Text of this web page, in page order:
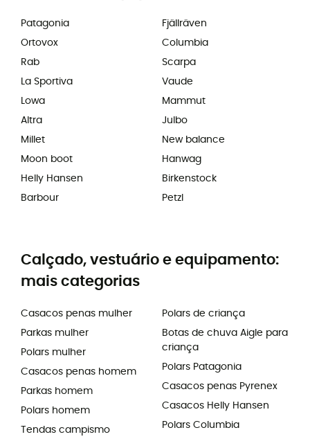
Patagonia
Ortovox
Rab
La Sportiva
Lowa
Altra
Millet
Moon boot
Helly Hansen
Barbour
Fjällräven
Columbia
Scarpa
Vaude
Mammut
Julbo
New balance
Hanwag
Birkenstock
Petzl
Calçado, vestuário e equipamento:
mais categorias
Casacos penas mulher
Parkas mulher
Polars mulher
Casacos penas homem
Parkas homem
Polars homem
Tendas campismo
Polars de criança
Botas de chuva Aigle para
criança
Polars Patagonia
Casacos penas Pyrenex
Casacos Helly Hansen
Polars Columbia